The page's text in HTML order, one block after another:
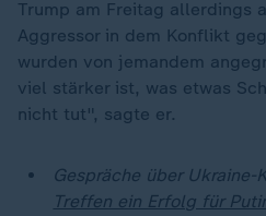
Trump am Freitag allerdings
Aggressor in dem Konflikt
wurden von jemandem
viel stärker ist, was etwas
nicht tut", sagte er.
Gespräche über Ukraine-
Treffen ein Erfolg für